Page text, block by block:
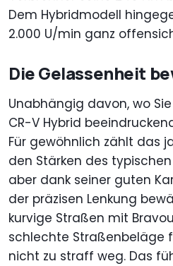
Dem Hybridmodell
2.000 U/min ganz
Die Gelassenheit
Unabhängig davon, wo
CR-V Hybrid
Für gewöhnlich zählt das
den Stärken des
aber dank seiner guten
der präzisen Lenkung
kurvige Straßen mit
schlechte Straßenbeläge
nicht zu straff weg. Das